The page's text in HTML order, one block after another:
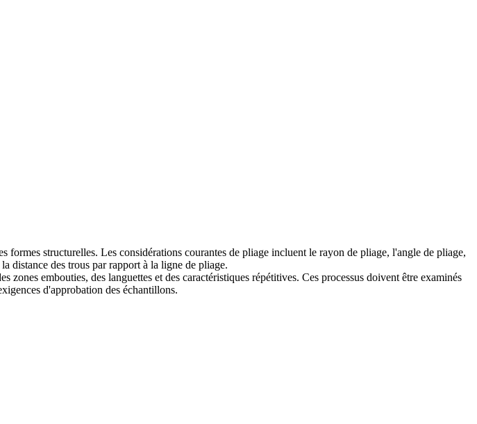
formes structurelles. Les considérations courantes de pliage incluent le rayon de pliage, l'angle de pliage,
distance des trous par rapport à la ligne de pliage.
embouties, des languettes et des caractéristiques répétitives. Ces processus doivent être examinés
d'approbation des échantillons.